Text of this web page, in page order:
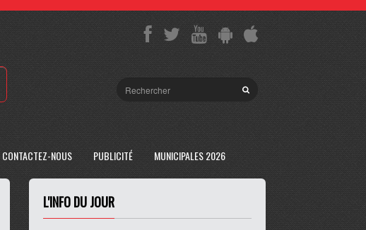
CONTACTEZ-NOUS PUBLICITÉ MUNICIPALES 2026
L'INFO DU JOUR